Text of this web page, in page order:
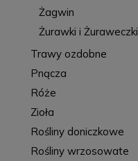
Żagwin
Żurawki i Żuraweczki
Trawy ozdobne
Pnącza
Róże
Zioła
Rośliny doniczkowe
Rośliny wrzosowate